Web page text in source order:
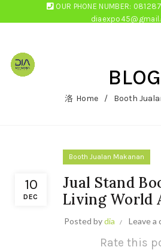
OUR PHONE NUMBER:
BLOG
Home Booth
10
DEC
Booth Jualan Makanan
Jual Stand
Living World
Posted bydia Leave a
Rate this